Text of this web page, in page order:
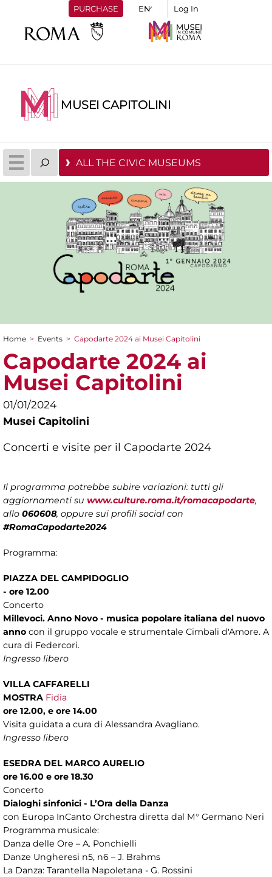
PURCHASE Log In
MUSEI CAPITOLINI
ALL THE CIVIC MUSEUMS
You are here
Home > Events > Capodarte 2024 ai Musei Capitolini
Capodarte 2024 ai
Musei Capitolini
01/01/2024
Musei Capitolini
Concerti e visite per il Capodarte 2024
Il programma potrebbe subire variazioni: tutti gli
aggiornamenti su www.culture.roma.it/romacapodarte,
allo 060608, oppure sui profili social con
#RomaCapodarte2024
Programma:
PIAZZA DEL CAMPIDOGLIO
- ore 12.00
Concerto
Millevoci. Anno Novo - musica popolare italiana del nuovo
anno con il gruppo vocale e strumentale Cimbali d'Amore. A
cura di Federcori.
Ingresso libero
VILLA CAFFARELLI
MOSTRA Fidia
ore 12.00, e ore 14.00
Visita guidata a cura di Alessandra Avagliano.
Ingresso libero
ESEDRA DEL MARCO AURELIO
ore 16.00 e ore 18.30
Concerto
Dialoghi sinfonici - L’Ora della Danza
con Europa InCanto Orchestra diretta dal M° Germano Neri
Programma musicale:
Danza delle Ore – A. Ponchielli
Danze Ungheresi n5, n6 – J. Brahms
La Danza: Tarantella Napoletana - G. Rossini